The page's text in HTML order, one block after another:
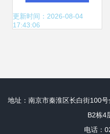
阳分公司的服务创
更新时间：2026-08-04
17:43:06
地址：南京市秦淮区长白街100
B2栋4
电话：